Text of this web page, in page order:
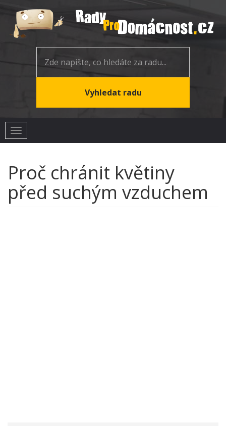
Toggle
navigation
Proč chránit květiny
před suchým vzduchem